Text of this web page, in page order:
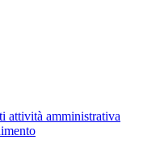
attività amministrativa